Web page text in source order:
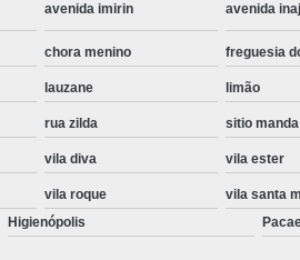
Instalação de Lava e
Instalação Lava e Seca
Instalação Maquina Lava e
Instalação
Lava e Seca Samsung
Manutenção de Fogão
Manutenção de
avenida imirin avenida
chora menino freguesia
lauzane limão
rua zilda sitio
vila diva vila ester
vila roque vila santa
Higienópolis